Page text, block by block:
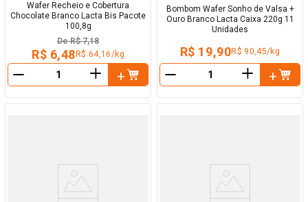
Wafer Recheio e Cobertura
Chocolate Branco Lacta Bis Pacote
100,8g
De R$ 7,18
R$ 6,48 R$ 64,16/kg
＋
Bombom Wafer Sonho de Valsa +
Ouro Branco Lacta Caixa 220g 11
Unidades
R$ 19,90R$ 90,45/kg
＋